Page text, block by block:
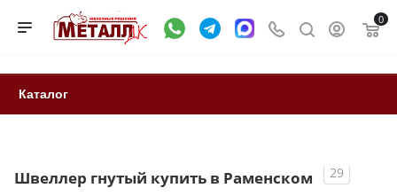
0
Каталог
Швеллер гнутый купить в Раменском
29